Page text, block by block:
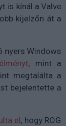
is kínál a Valve
kijelzőn át a
nyers Windows
, mint a
megtalálta a
bejelentette a
el, hogy ROG